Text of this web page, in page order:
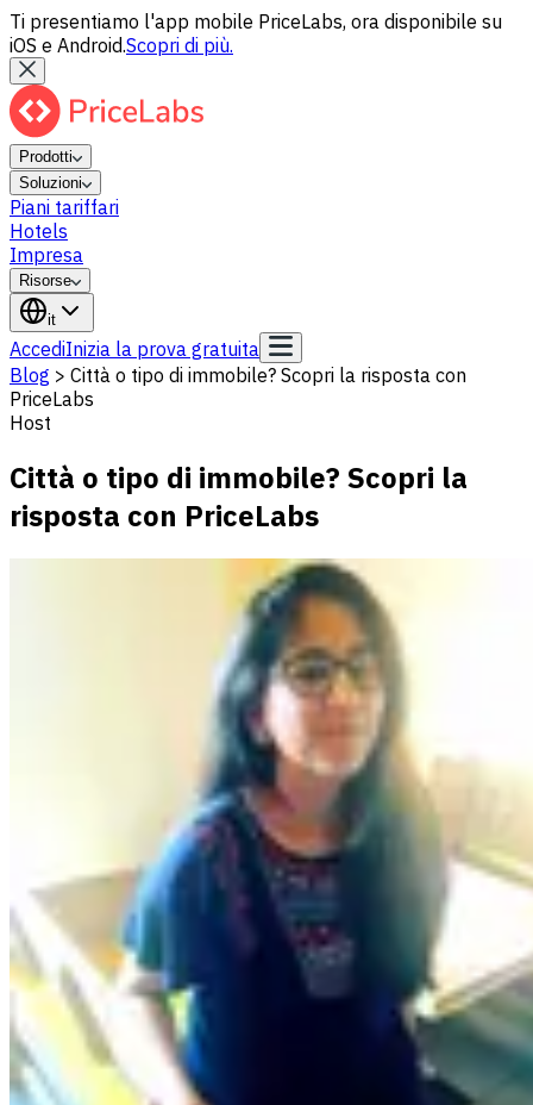
Ti presentiamo l'app mobile PriceLabs, ora disponibile su
iOS e Android.Scopri di più.
Prodotti
Soluzioni
Piani tariffari
Hotels
Impresa
Risorse
it
AccediInizia la prova gratuita
Blog > Città o tipo di immobile? Scopri la risposta con
PriceLabs
Host
Città o tipo di immobile? Scopri la
risposta con PriceLabs